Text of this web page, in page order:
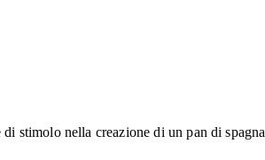
stimolo nella creazione di un pan di spagna